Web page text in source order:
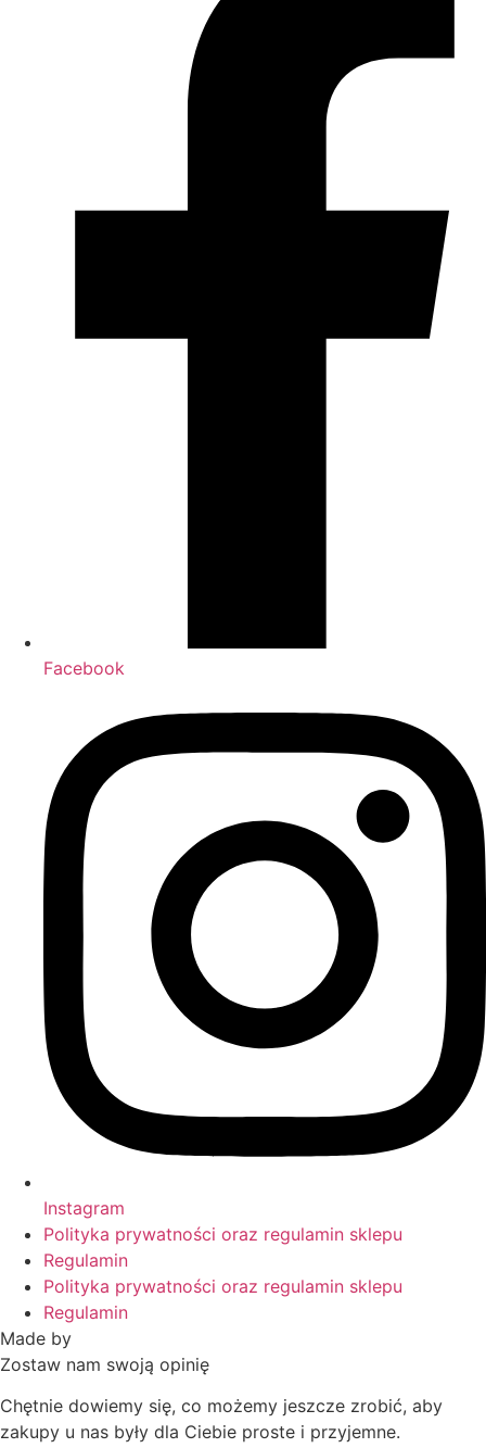
Facebook
Instagram
Polityka prywatności oraz regulamin sklepu
Regulamin
Polityka prywatności oraz regulamin sklepu
Regulamin
Made by
Zostaw nam swoją opinię
Chętnie dowiemy się, co możemy jeszcze zrobić, aby
zakupy u nas były dla Ciebie proste i przyjemne.